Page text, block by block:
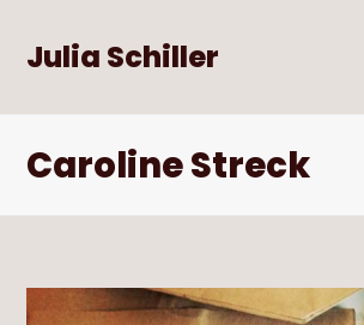
Julia Schiller
Caroline Streck